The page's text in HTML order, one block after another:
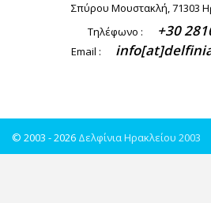
Σπύρου Μουστακλή, 71303
Τηλέφωνο :
+30
Email :
© 2003 - 2026 Δελφίνια Ηρακλείου 2003